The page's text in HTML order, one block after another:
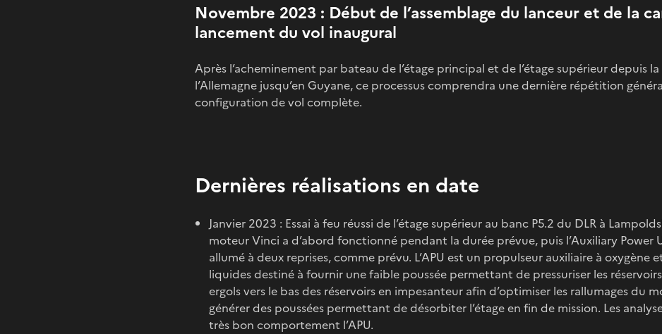
Novembre 2023 : Début de l’assemblage du lanceur et de la
lancement du vol inaugural
Après l’acheminement par bateau de l’étage principal et de l’étage supérieur depuis la
l’Allemagne jusqu’en Guyane, ce processus comprendra une dernière répétition
configuration de vol complète.
Dernières réalisations en date
Janvier 2023 : Essai à feu réussi de l’étage supérieur au banc P5.2 du DLR à
moteur Vinci a d’abord fonctionné pendant la durée prévue, puis l’Auxiliary Power
allumé à deux reprises, comme prévu. L’APU est un propulseur auxiliaire à oxygène
liquides destiné à fournir une faible poussée permettant de pressuriser les
ergols vers le bas des réservoirs en impesanteur afin d’optimiser les rallumages du
générer des poussées permettant de désorbiter l’étage en fin de mission. Les
très bon comportement l’APU.